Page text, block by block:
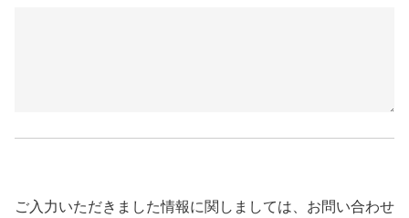
ご入力いただきました情報に関しましては、お問い合わせ